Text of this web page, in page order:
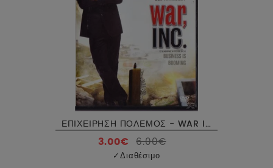
ΕΠΙΧΕΙΡΗΣΗ ΠΟΛΕΜΟΣ - WAR INC DVD USED
3.00€ 6.00€
✓Διαθέσιμο